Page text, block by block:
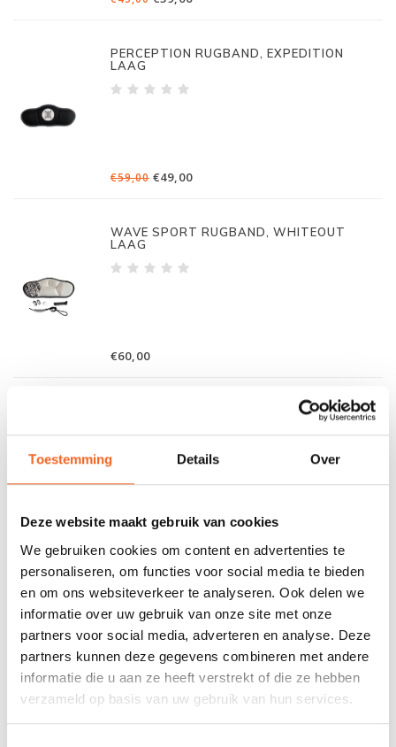
Toestemming Details Over
Deze website maakt gebruik van cookies
We gebruiken cookies om content en advertenties te
personaliseren, om functies voor social media te bieden
en om ons websiteverkeer te analyseren. Ook delen we
informatie over uw gebruik van onze site met onze
partners voor social media, adverteren en analyse. Deze
partners kunnen deze gegevens combineren met andere
informatie die u aan ze heeft verstrekt of die ze hebben
verzameld op basis van uw gebruik van hun services.
PERCEPTION RUGBAND, EXPEDITION
LAAG
€59,00 €49,00
WAVE SPORT RUGBAND, WHITEOUT
LAAG
€60,00
WAVE SPORT RUGBAND WHITEOUT
€65,00
WAVE SPORT RUGBAND WHITEOUT,
FIXED
€69,00